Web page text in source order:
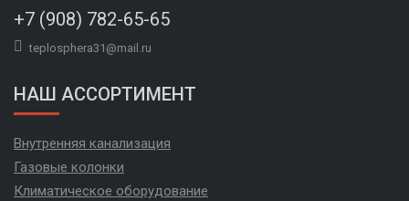
+7 (908) 782-65-65
teplosphera31@mail.ru
НАШ АССОРТИМЕНТ
Внутренняя канализация
Газовые колонки
Климатическое оборудование